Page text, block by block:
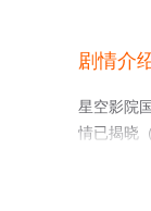
剧情介
星空影院
情已揭晓